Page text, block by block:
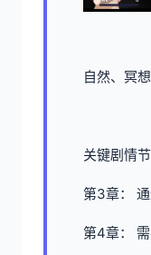
自然、冥
关键剧情
第3章：
第4章：